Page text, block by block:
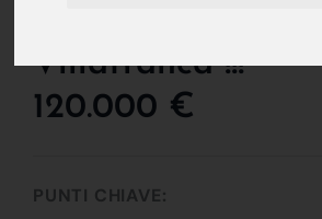
Villafranca !!!
120.000 €
PUNTI CHIAVE: